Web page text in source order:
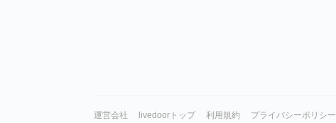
運営会社 livedoorトップ 利用規約 プライバシーポリシー